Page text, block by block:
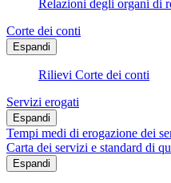
Relazioni degli organi di
Corte dei conti
Espandi
Rilievi Corte dei conti
Servizi erogati
Espandi
Tempi medi di erogazione dei
Carta dei servizi e standard di
Espandi